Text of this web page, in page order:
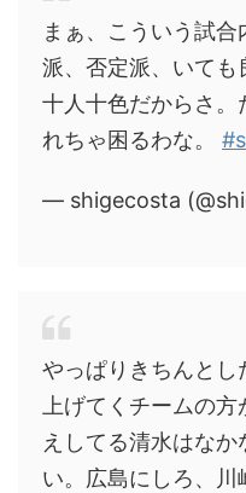
まぁ、こういう試
派、否定派、いても
十人十色だからさ
れちゃ困るわな。
— shigecosta
やっぱりきちんとし
上げてくチームの
えしてる清水はな
い。広島にしろ、